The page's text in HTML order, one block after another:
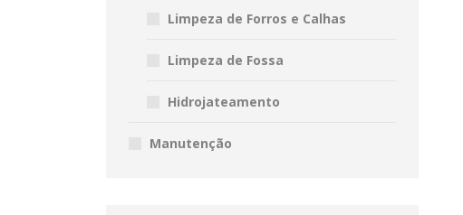
Limpeza de Forros e Calhas
Limpeza de Fossa
Hidrojateamento
Manutenção